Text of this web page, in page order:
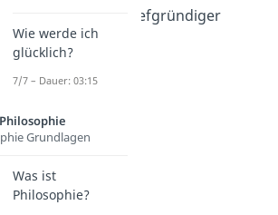
um einiges tiefgründiger
Wie werde ich
glücklich?
7/7 – Dauer: 03:15
Grundlagen
Was ist
Philosophie?